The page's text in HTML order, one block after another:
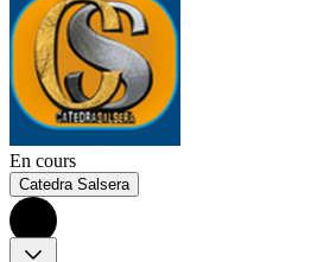
En cours
Catedra Salsera